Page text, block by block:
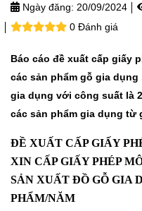
Ngày đăng: 20/09/2024
0 Đánh giá
Báo cáo đề xuất cấp giấy
các sản phẩm gỗ gia
gia dụng với công suất là
các sản phẩm gia dụng từ
ĐỀ XUẤT CẤP GIẤY
XIN CẤP GIẤY PHÉP
SẢN XUẤT ĐỒ GỖ GIA
PHẨM/NĂM